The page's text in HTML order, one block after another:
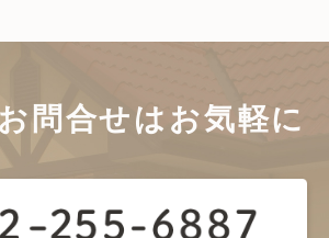
問合せは お気軽に